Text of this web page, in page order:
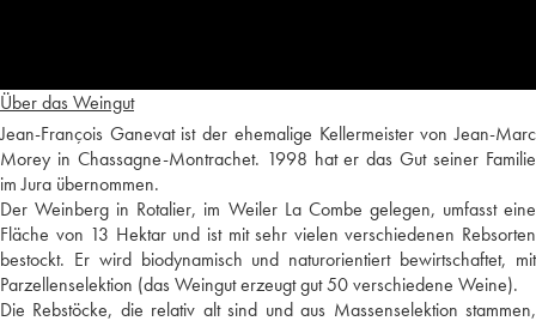
Über das Weingut
Jean-François Ganevat ist der ehemalige Kellermeister von Jean-Marc
Morey in Chassagne-Montrachet. 1998 hat er das Gut seiner Familie
im Jura übernommen.
Der Weinberg in Rotalier, im Weiler La Combe gelegen, umfasst eine
Fläche von 13 Hektar und ist mit sehr vielen verschiedenen Rebsorten
bestockt. Er wird biodynamisch und naturorientiert bewirtschaftet, mit
Parzellenselektion (das Weingut erzeugt gut 50 verschiedene Weine).
Die Rebstöcke, die relativ alt sind und aus Massenselektion stammen,